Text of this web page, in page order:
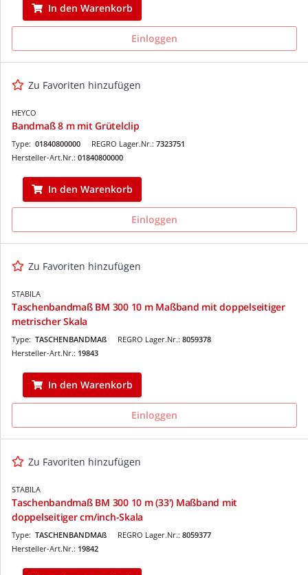
In den Warenkorb
Einloggen
Zu Favoriten hinzufügen
HEYCO
Bandmaß 8 m mit Grütelclip
REGRO Lager.Nr.: 7323751
Type: 01840800000
Hersteller-Art.Nr.: 01840800000
In den Warenkorb
Einloggen
Zu Favoriten hinzufügen
STABILA
Taschenbandmaß BM 300 10 m Maßband mit doppelseitiger
metrischer Skala
REGRO Lager.Nr.: 8059378
Type: TASCHENBANDMAß
Hersteller-Art.Nr.: 19843
In den Warenkorb
Einloggen
Zu Favoriten hinzufügen
STABILA
Taschenbandmaß BM 300 10 m (33') Maßband mit
doppelseitiger cm/inch-Skala
REGRO Lager.Nr.: 8059377
Type: TASCHENBANDMAß
Hersteller-Art.Nr.: 19842